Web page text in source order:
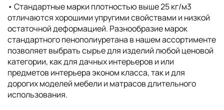
• Cтандартные марки плотностью выше 25 кг/м3
отличаются хорошими упругими свойствами и низкой
остаточной деформацией. Разнообразие марок
стандартного пенополиуретана в нашем ассортименте
позволяет выбрать сырье для изделий любой ценовой
категории, как для дачных интерьеров и или
предметов интерьера эконом класса, так и для
дорогих моделей мебели и матрасов длительного
использования.